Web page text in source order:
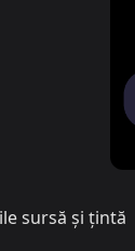
sursă și țintă